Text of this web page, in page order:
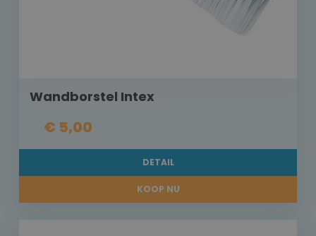
Wandborstel Intex
€ 5,00
DETAIL
KOOP NU